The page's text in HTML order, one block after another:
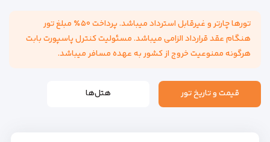
تورها چارتر و غیرقابل استرداد میباشد. پرداخت ۵۰٪ مبلغ تور
هنگام عقد قرارداد الزامی میباشد. مسئولیت کنترل پاسپورت بابت
هرگونه ممنوعیت خروج از کشور به عهده مسافر میباشد.
قیمت و تاریخ تور هتل‌ها